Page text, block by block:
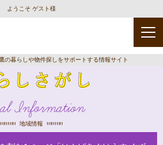
ようこそ ゲスト様
の暮らしや物件探しをサポートする情報サイト
Information
地域情報